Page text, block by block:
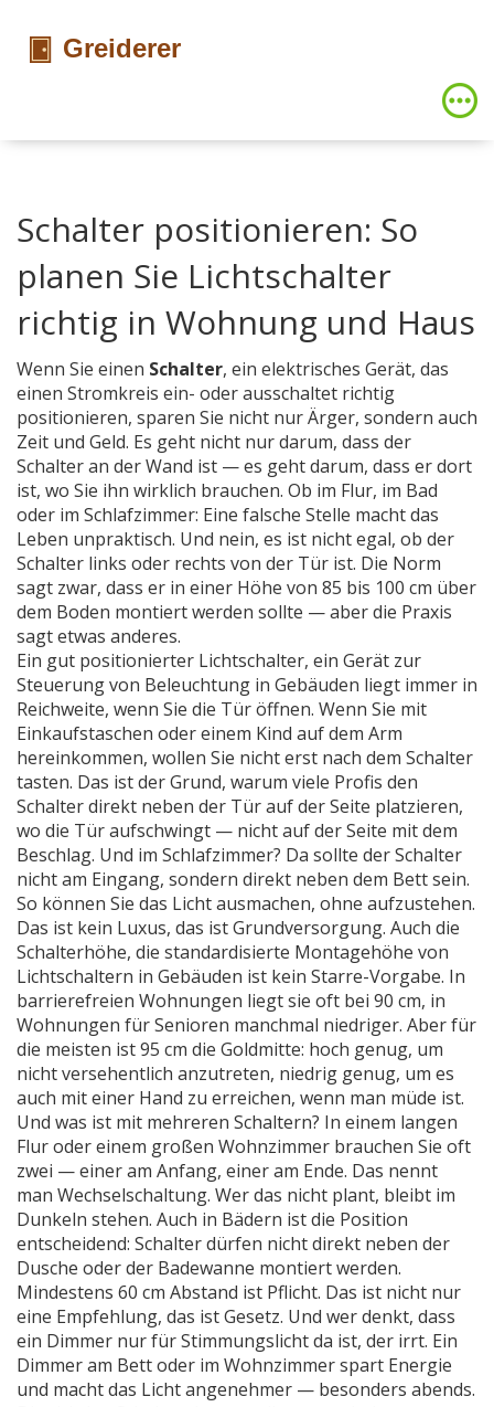
Schalter positionieren: So
planen Sie Lichtschalter
richtig in Wohnung und Haus
Wenn Sie einen Schalter, ein elektrisches Gerät, das
einen Stromkreis ein- oder ausschaltet richtig
positionieren, sparen Sie nicht nur Ärger, sondern auch
Zeit und Geld. Es geht nicht nur darum, dass der
Schalter an der Wand ist — es geht darum, dass er dort
ist, wo Sie ihn wirklich brauchen. Ob im Flur, im Bad
oder im Schlafzimmer: Eine falsche Stelle macht das
Leben unpraktisch. Und nein, es ist nicht egal, ob der
Schalter links oder rechts von der Tür ist. Die Norm
sagt zwar, dass er in einer Höhe von 85 bis 100 cm über
dem Boden montiert werden sollte — aber die Praxis
sagt etwas anderes.
Ein gut positionierter Lichtschalter, ein Gerät zur
Steuerung von Beleuchtung in Gebäuden liegt immer in
Reichweite, wenn Sie die Tür öffnen. Wenn Sie mit
Einkaufstaschen oder einem Kind auf dem Arm
hereinkommen, wollen Sie nicht erst nach dem Schalter
tasten. Das ist der Grund, warum viele Profis den
Schalter direkt neben der Tür auf der Seite platzieren,
wo die Tür aufschwingt — nicht auf der Seite mit dem
Beschlag. Und im Schlafzimmer? Da sollte der Schalter
nicht am Eingang, sondern direkt neben dem Bett sein.
So können Sie das Licht ausmachen, ohne aufzustehen.
Das ist kein Luxus, das ist Grundversorgung. Auch die
Schalterhöhe, die standardisierte Montagehöhe von
Lichtschaltern in Gebäuden ist kein Starre-Vorgabe. In
barrierefreien Wohnungen liegt sie oft bei 90 cm, in
Wohnungen für Senioren manchmal niedriger. Aber für
die meisten ist 95 cm die Goldmitte: hoch genug, um
nicht versehentlich anzutreten, niedrig genug, um es
auch mit einer Hand zu erreichen, wenn man müde ist.
Und was ist mit mehreren Schaltern? In einem langen
Flur oder einem großen Wohnzimmer brauchen Sie oft
zwei — einer am Anfang, einer am Ende. Das nennt
man Wechselschaltung. Wer das nicht plant, bleibt im
Dunkeln stehen. Auch in Bädern ist die Position
entscheidend: Schalter dürfen nicht direkt neben der
Dusche oder der Badewanne montiert werden.
Mindestens 60 cm Abstand ist Pflicht. Das ist nicht nur
eine Empfehlung, das ist Gesetz. Und wer denkt, dass
ein Dimmer nur für Stimmungslicht da ist, der irrt. Ein
Dimmer am Bett oder im Wohnzimmer spart Energie
und macht das Licht angenehmer — besonders abends.